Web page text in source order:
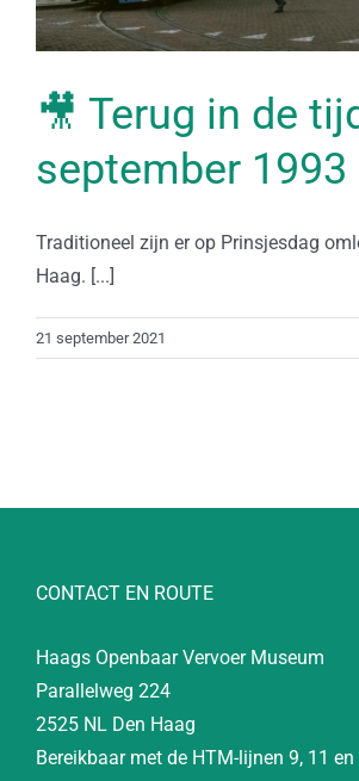
🎥 Terug in de
september 1993
Traditioneel zijn er op Prinsjesdag
Haag. [...]
21 september 2021
CONTACT EN ROUTE
Haags Openbaar Vervoer Museum
Parallelweg 224
2525 NL Den Haag
Bereikbaar met de HTM-lijnen 9, 11